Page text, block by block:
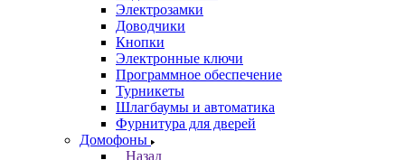
Электрозамки
Доводчики
Кнопки
Электронные ключи
Программное обеспечение
Турникеты
Шлагбаумы и автоматика
Фурнитура для дверей
Домофоны
Назад